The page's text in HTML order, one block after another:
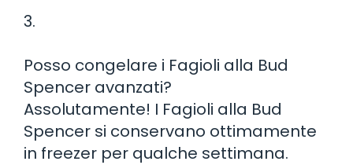
3.
Posso congelare i Fagioli alla Bud
Spencer avanzati?
Assolutamente! I Fagioli alla Bud
Spencer si conservano ottimamente
in freezer per qualche settimana.